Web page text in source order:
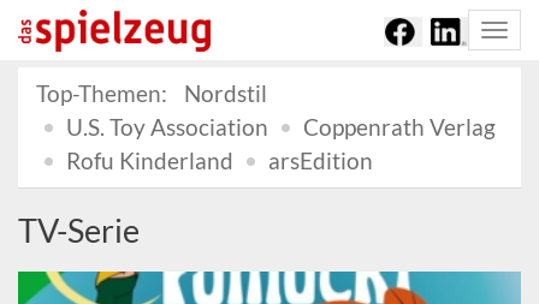
Top-Themen:
Nordstil
U.S. Toy Association
Coppenrath Verlag
Rofu Kinderland
arsEdition
TV-Serie